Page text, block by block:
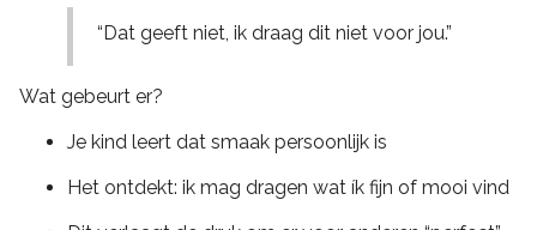
“Dat geeft niet, ik draag dit niet voor jou.”
Wat gebeurt er?
Je kind leert dat smaak persoonlijk is
Het ontdekt: ik mag dragen wat ík fijn of mooi vind